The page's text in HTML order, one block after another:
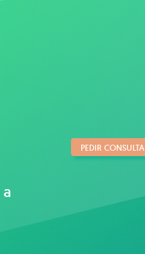
PEDIR CONSULTA